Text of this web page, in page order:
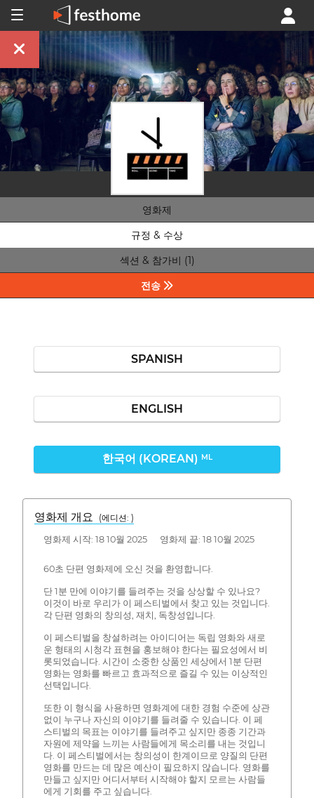
영화제
규정 & 수상
섹션 & 참가비 (1)
전송
SPANISH
ENGLISH
한국어 (KOREAN) ML
영화제 개요 (에디션: )
영화제 시작: 18 10월 2025 영화제 끝: 18 10월 2025
60초 단편 영화제에 오신 것을 환영합니다.
단 1분 만에 이야기를 들려주는 것을 상상할 수 있나요?
이것이 바로 우리가 이 페스티벌에서 찾고 있는 것입니다.
각 단편 영화의 창의성, 재치, 독창성입니다.
이 페스티벌을 창설하려는 아이디어는 독립 영화와 새로
운 형태의 시청각 표현을 홍보해야 한다는 필요성에서 비
롯되었습니다. 시간이 소중한 상품인 세상에서 1분 단편
영화는 영화를 빠르고 효과적으로 즐길 수 있는 이상적인
선택입니다.
또한 이 형식을 사용하면 영화계에 대한 경험 수준에 상관
없이 누구나 자신의 이야기를 들려줄 수 있습니다. 이 페
스티벌의 목표는 이야기를 들려주고 싶지만 종종 기간과
자원에 제약을 느끼는 사람들에게 목소리를 내는 것입니
다. 이 페스티벌에서는 창의성이 한계이므로 양질의 단편
영화를 만드는 데 많은 예산이 필요하지 않습니다. 영화를
만들고 싶지만 어디서부터 시작해야 할지 모르는 사람들
에게 기회를 주고 싶습니다.